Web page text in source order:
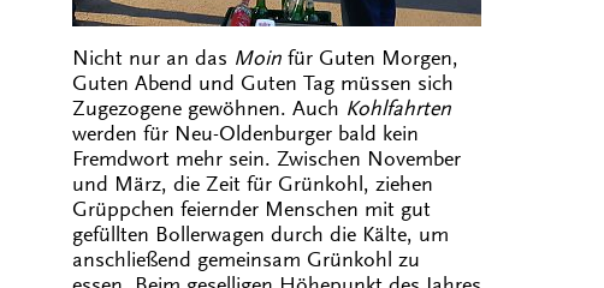
Nicht nur an das Moin für Guten Morgen,
Guten Abend und Guten Tag müssen sich
Zugezogene gewöhnen. Auch Kohlfahrten
werden für Neu-Oldenburger bald kein
Fremdwort mehr sein. Zwischen November
und März, die Zeit für Grünkohl, ziehen
Grüppchen feiernder Menschen mit gut
gefüllten Bollerwagen durch die Kälte, um
anschließend gemeinsam Grünkohl zu